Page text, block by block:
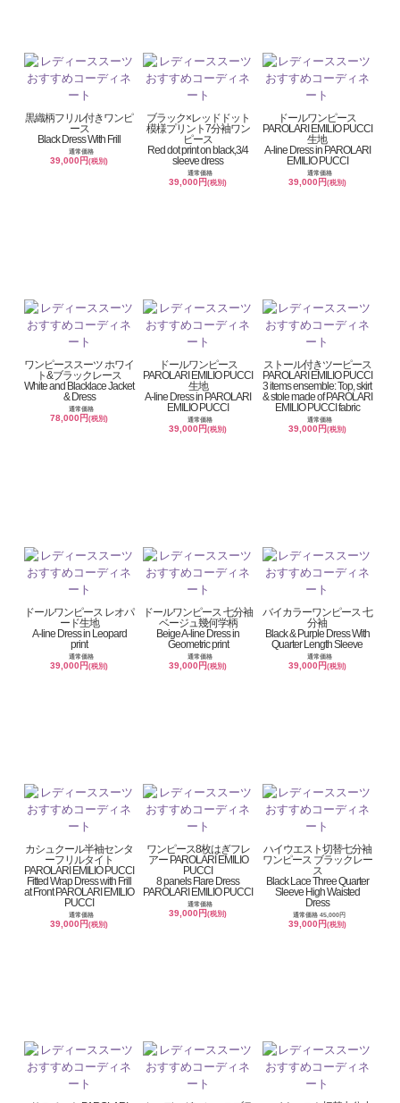
黒織柄フリル付きワンピ
ース
Black Dress With Frill
通常価格
39,000円(税別)
ブラック×レッドドット
模様プリント7分袖ワン
ピース
Red dot print on black,3/4
sleeve dress
通常価格
39,000円(税別)
ドールワンピース
PAROLARI EMILIO PUCCI
生地
A-line Dress in PAROLARI
EMILIO PUCCI
通常価格
39,000円 (税別)
ワンピーススーツ ホワイ
ト&ブラックレース
White and Blacklace Jacket
& Dress
通常価格
78,000円(税別)
ドールワンピース
PAROLARI EMILIO PUCCI
生地
A-line Dress in PAROLARI
EMILIO PUCCI
通常価格
39,000円(税別)
ストール付きツーピース
PAROLARI EMILIO PUCCI
3 items ensemble: Top, skirt
& stole made of PAROLARI
EMILIO PUCCI fabric
通常価格
39,000円 (税別)
ドールワンピース レオパ
ード生地
A-line Dress in Leopard
print
通常価格
39,000円(税別)
ドールワンピース 七分袖
ベージュ幾何学柄
Beige A-line Dress in
Geometric print
通常価格
39,000円(税別)
バイカラーワンピース 七
分袖
Black & Purple Dress With
Quarter Length Sleeve
通常価格
39,000円 (税別)
カシュクール半袖センタ
ーフリルタイト
PAROLARI EMILIO PUCCI
Fitted Wrap Dress with Frill
at Front PAROLARI EMILIO
PUCCI
通常価格
39,000円(税別)
ワンピース8枚はぎフレ
アー PAROLARI EMILIO
PUCCI
8 panels Flare Dress
PAROLARI EMILIO PUCCI
通常価格
39,000円(税別)
ハイウエスト切替七分袖
ワンピース ブラックレー
ス
Black Lace Three Quarter
Sleeve High Waisted
Dress
通常価格 45,000円
39,000円 (税別)